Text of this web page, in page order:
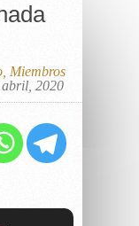
Miembros
2020